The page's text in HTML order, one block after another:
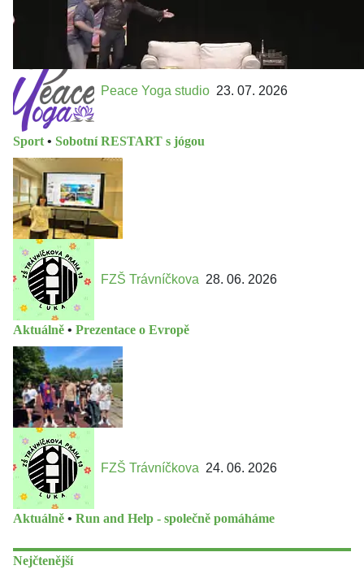
Peace Yoga studio 23. 07. 2026
Sport • Sobotní RESTART s jógou
FZŠ Trávníčkova 28. 06. 2026
Aktuálně • Prezentace o Evropě
FZŠ Trávníčkova 24. 06. 2026
Aktuálně • Run and Help - společně pomáháme
Nejčtenější